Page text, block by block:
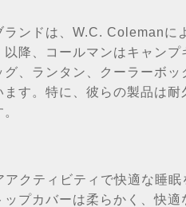
ランドは、W.C. Colemanに
降、コールマンはキャンプ
、ランタン、クーラーボッ
す。特に、彼らの製品は耐
クティビティで快適な睡眠
プカバーは柔らかく、快適